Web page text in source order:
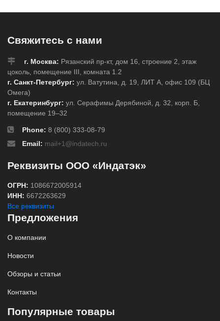
Свяжитесь с нами
г. Москва: Рязанский пр-кт, дом 16, строение 2, этаж
цоколь, помещение III, комната 1.2
г. Санкт-Петербург: ул. Ватутина, д. 19, ЛИТ А, офис 109 (БЦ
Омега)
г. Екатеринбург: ул. Серафимы Дерябиной, д. 32, корп. Б,
помещение 19–32
Phone: 8 (800) 333-08-79
Email: mail+1@indatech.ru
Реквизиты ООО «Индатэк»
ОГРН: 1086672005914
ИНН: 6672263629
Все реквизиты
Предложения
О компании
Новости
Обзоры и статьи
Контакты
Популярные товары